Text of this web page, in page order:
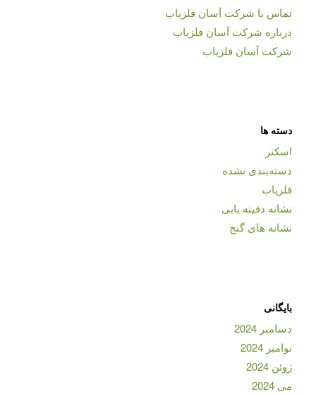
تماس با شرکت آسان فلزیاب
درباره شرکت آسان فلزیاب
شرکت آسان فلزیاب
دسته ها
اسکنر
دسته‌بندی نشده
فلزیاب
نشانه دفینه یابی
نشانه های گنج
بایگانی
دسامبر 2024
نوامبر 2024
ژوئن 2024
می 2024